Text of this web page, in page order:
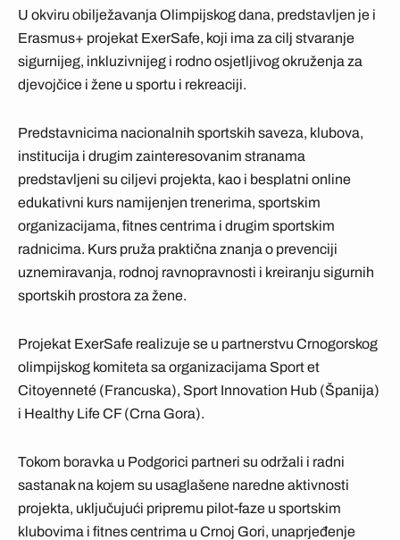
U okviru obilježavanja Olimpijskog dana, predstavljen je i
Erasmus+ projekat ExerSafe, koji ima za cilj stvaranje
sigurnijeg, inkluzivnijeg i rodno osjetljivog okruženja za
djevojčice i žene u sportu i rekreaciji.
Predstavnicima nacionalnih sportskih saveza, klubova,
institucija i drugim zainteresovanim stranama
predstavljeni su ciljevi projekta, kao i besplatni online
edukativni kurs namijenjen trenerima, sportskim
organizacijama, fitnes centrima i drugim sportskim
radnicima. Kurs pruža praktična znanja o prevenciji
uznemiravanja, rodnoj ravnopravnosti i kreiranju sigurnih
sportskih prostora za žene.
Projekat ExerSafe realizuje se u partnerstvu Crnogorskog
olimpijskog komiteta sa organizacijama Sport et
Citoyenneté (Francuska), Sport Innovation Hub (Španija)
i Healthy Life CF (Crna Gora).
Tokom boravka u Podgorici partneri su održali i radni
sastanak na kojem su usaglašene naredne aktivnosti
projekta, uključujući pripremu pilot-faze u sportskim
klubovima i fitnes centrima u Crnoj Gori, unaprjeđenje